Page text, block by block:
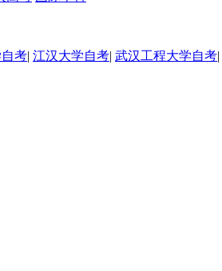
考| 江汉大学自考| 武汉工程大学自考|